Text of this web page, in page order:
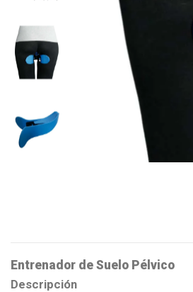
Entrenador de Suelo Pélvico
Descripción